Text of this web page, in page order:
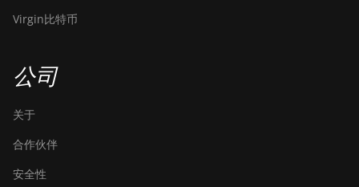
Virgin比特币
公司
关于
合作伙伴
安全性